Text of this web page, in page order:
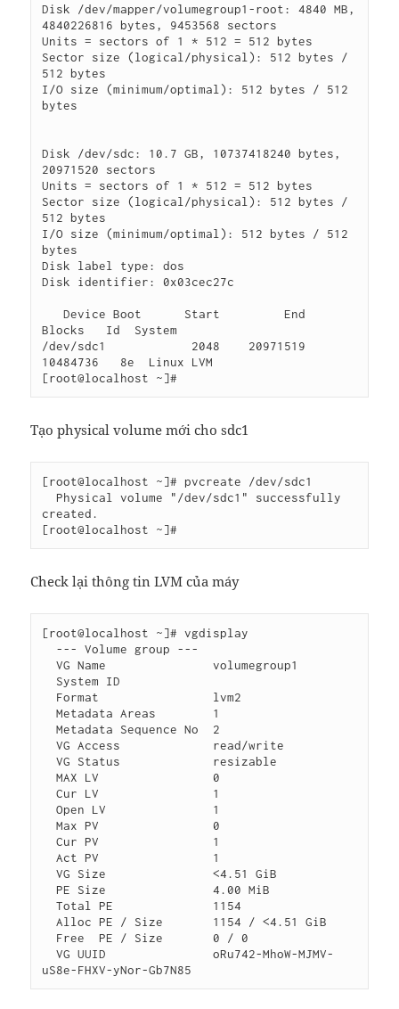
Disk /dev/mapper/volumegroup1-root: 4840 MB,
4840226816 bytes, 9453568 sectors
Units = sectors of 1 * 512 = 512 bytes
Sector size (logical/physical): 512 bytes /
512 bytes
I/O size (minimum/optimal): 512 bytes / 512
bytes
Disk /dev/sdc: 10.7 GB, 10737418240 bytes,
20971520 sectors
Units = sectors of 1 * 512 = 512 bytes
Sector size (logical/physical): 512 bytes /
512 bytes
I/O size (minimum/optimal): 512 bytes / 512
bytes
Disk label type: dos
Disk identifier: 0x03cec27c
   Device Boot      Start         End
Blocks   Id  System
/dev/sdc1            2048    20971519
10484736   8e  Linux LVM
Tạo physical volume mới cho sdc1
[root@localhost ~]# pvcreate /dev/sdc1
created.
Check lại thông tin LVM của máy
[root@localhost ~]# vgdisplay
  VG Name               volumegroup1
  Metadata Areas        1
  Metadata Sequence No  2
  VG Access             read/write
  VG Status             resizable
  MAX LV                0
  Cur LV                1
  Open LV               1
  Max PV                0
  Cur PV                1
  Act PV                1
  VG Size               <4.51 GiB
  Total PE              1154
  Alloc PE / Size       1154 / <4.51 GiB
  VG UUID               oRu742-MhoW-MJMV-